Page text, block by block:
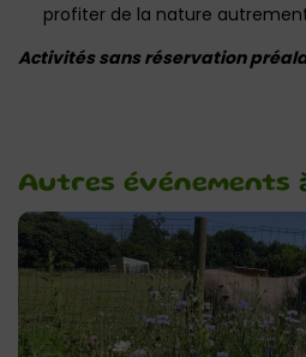
profiter de la nature
Activités sans réservation
Autres événements